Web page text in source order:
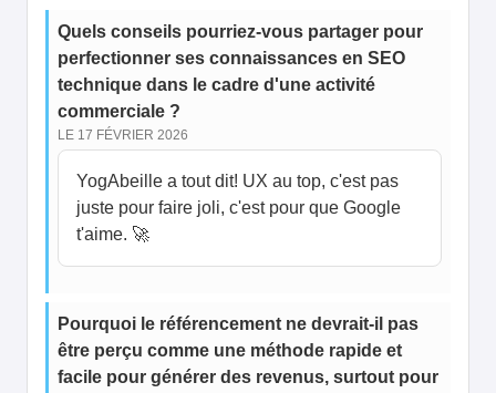
Quels conseils pourriez-vous partager pour
perfectionner ses connaissances en SEO
technique dans le cadre d'une activité
commerciale ?
LE 17 FÉVRIER 2026
YogAbeille a tout dit! UX au top, c'est pas
juste pour faire joli, c'est pour que Google
t'aime. 🚀
Pourquoi le référencement ne devrait-il pas
être perçu comme une méthode rapide et
facile pour générer des revenus, surtout pour